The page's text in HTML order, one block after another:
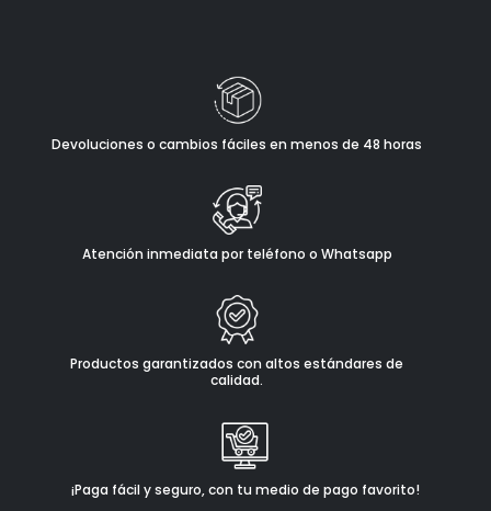
Devoluciones o cambios fáciles en menos de 48 horas
Atención inmediata por teléfono o Whatsapp
Productos garantizados con altos estándares de
calidad.
¡Paga fácil y seguro, con tu medio de pago favorito!